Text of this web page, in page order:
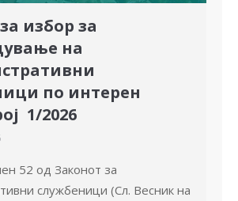
избор за
на
по интерен
1/2026
52 од Законот за
службеници (Сл. Весник на